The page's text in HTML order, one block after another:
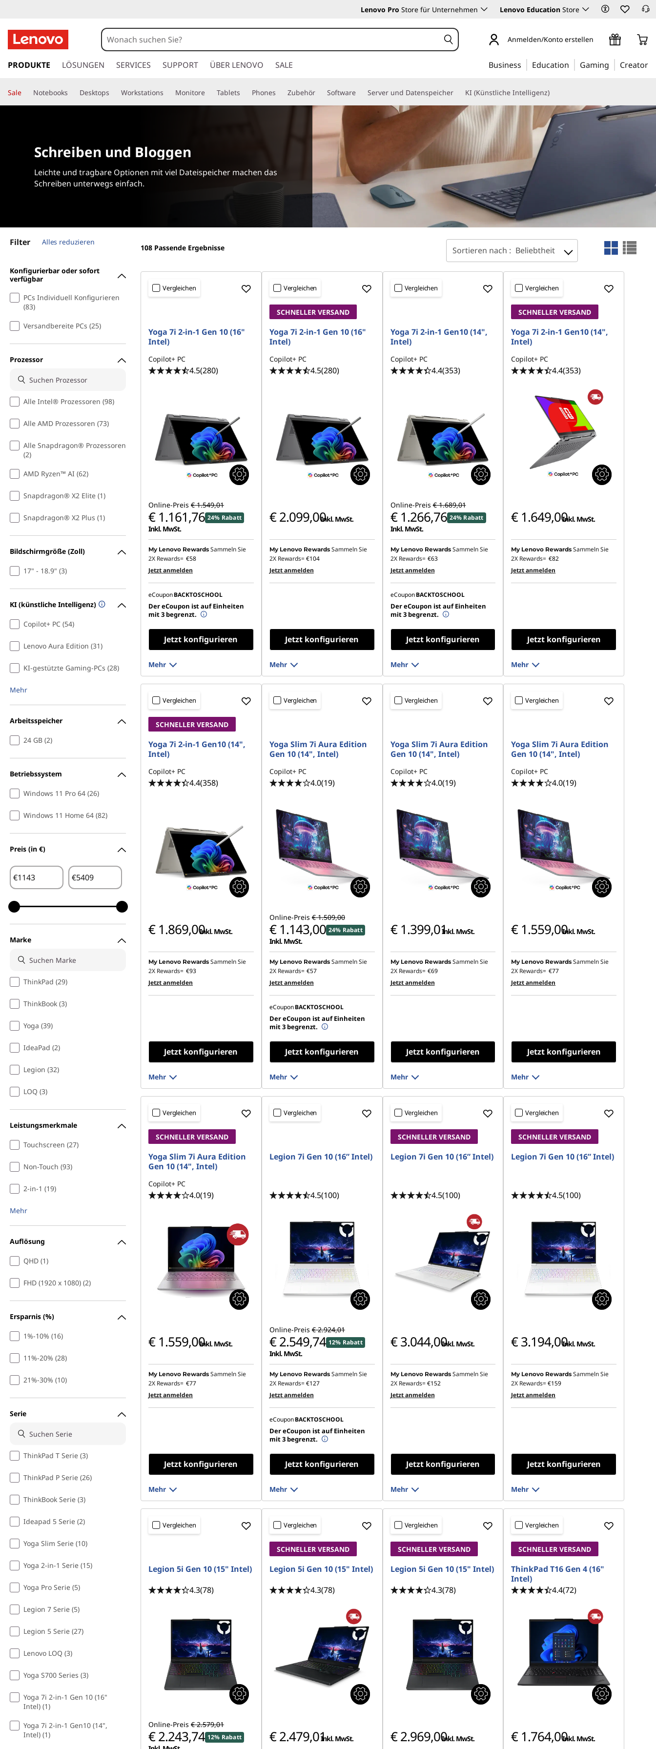
a
p
o
&
B
ü
A
u
n
Lenovo Pro Store für Unternehmen Lenovo Education Store
u
a
u
r
n
e
n
Anmelden/Konto erstellen
PRODUKTE LÖSUNGEN SERVICES SUPPORT ÜBER LENOVO SALE Business Education Gaming Creator
Sale Notebooks Desktops Workstations Monitore Tablets Phones Zubehör Software Server und Datenspeicher KI (Künstliche Intelligenz)
Schreiben und Bloggen
Leichte und tragbare Optionen mit viel Dateispeicher machen das
Schreiben unterwegs einfach.
Filter Alles reduzieren
Konfigurierbar oder sofort
verfügbar
PCs Individuell Konfigurieren
(83)
Versandbereite PCs (25)
Prozessor
Alle Intel® Prozessoren (98)
Alle AMD Prozessoren (73)
Alle Snapdragon® Prozessoren
(2)
AMD Ryzen™ AI (62)
Snapdragon® X2 Elite (1)
Snapdragon® X2 Plus (1)
Bildschirmgröße (Zoll)
17" - 18.9" (3)
KI (künstliche Intelligenz)
Copilot+ PC (54)
Lenovo Aura Edition (31)
KI-gestützte Gaming-PCs (28)
Mehr
Arbeitsspeicher
24 GB (2)
Betriebssystem
Windows 11 Pro 64 (26)
Windows 11 Home 64 (82)
Preis (in €)
€ €
Marke
ThinkPad (29)
ThinkBook (3)
Yoga (39)
IdeaPad (2)
Legion (32)
LOQ (3)
Leistungsmerkmale
Touchscreen (27)
Non-Touch (93)
2-in-1 (19)
Mehr
Auflösung
QHD (1)
FHD (1920 x 1080) (2)
Ersparnis (%)
1%-10% (16)
11%-20% (28)
21%-30% (10)
Serie
ThinkPad T Serie (3)
ThinkPad P Serie (26)
ThinkBook Serie (3)
Ideapad 5 Serie (2)
Yoga Slim Serie (10)
Yoga 2-in-1 Serie (15)
Yoga Pro Serie (5)
Legion 7 Serie (5)
Legion 5 Serie (27)
Lenovo LOQ (3)
Yoga S700 Series (3)
Yoga 7i 2-in-1 Gen 10 (16"
Intel) (1)
Yoga 7i 2-in-1 Gen10 (14",
Intel) (1)
108 Passende Ergebnisse Sortieren nach : Beliebtheit
Vergleichen
Yoga 7i 2-in-1 Gen 10 (16"
Intel)
Copilot+ PC
4.5(280)
Online-Preis € 1.549,01
€ 1.161,76 24% Rabatt
Inkl. MwSt.
My Lenovo Rewards Sammeln Sie
2X Rewards= €58
Jetzt anmelden
eCouponBACKTOSCHOOL
Der eCoupon ist auf Einheiten
mit 3 begrenzt.
Jetzt konfigurieren
Mehr
Vergleichen
SCHNELLER VERSAND
Yoga 7i 2-in-1 Gen 10 (16"
Intel)
Copilot+ PC
4.5(280)
€ 2.099,00Inkl. MwSt.
My Lenovo Rewards Sammeln Sie
2X Rewards=€104
Jetzt anmelden
Jetzt konfigurieren
Mehr
Vergleichen
Yoga 7i 2-in-1 Gen10 (14",
Intel)
Copilot+ PC
4.4(353)
Online-Preis € 1.689,01
€ 1.266,76 24% Rabatt
Inkl. MwSt.
My Lenovo Rewards Sammeln Sie
2X Rewards= €63
Jetzt anmelden
eCoupon BACKTOSCHOOL
Der eCoupon ist auf Einheiten
mit 3 begrenzt.
Jetzt konfigurieren
Mehr
Vergleichen
SCHNELLER VERSAND
Yoga 7i 2-in-1 Gen10 (14",
Intel)
Copilot+ PC
4.4(353)
€ 1.649,00Inkl. MwSt.
My Lenovo Rewards Sammeln Sie
2X Rewards= €82
Jetzt anmelden
Jetzt konfigurieren
Mehr
Vergleichen
SCHNELLER VERSAND
Yoga 7i 2-in-1 Gen10 (14",
Intel)
Copilot+ PC
4.4(358)
€ 1.869,00Inkl. MwSt.
My Lenovo Rewards Sammeln Sie
2X Rewards= €93
Jetzt anmelden
Jetzt konfigurieren
Mehr
Vergleichen
Yoga Slim 7i Aura Edition
Gen 10 (14", Intel)
Copilot+ PC
4.0(19)
Online-Preis € 1.509,00
€ 1.143,00 24% Rabatt
Inkl. MwSt.
My Lenovo Rewards Sammeln Sie
2X Rewards= €57
Jetzt anmelden
eCouponBACKTOSCHOOL
Der eCoupon ist auf Einheiten
mit 3 begrenzt.
Jetzt konfigurieren
Mehr
Vergleichen
Yoga Slim 7i Aura Edition
Gen 10 (14", Intel)
Copilot+ PC
4.0(19)
€ 1.399,01Inkl. MwSt.
My Lenovo Rewards Sammeln Sie
2X Rewards= €69
Jetzt anmelden
Jetzt konfigurieren
Mehr
Vergleichen
Yoga Slim 7i Aura Edition
Gen 10 (14", Intel)
Copilot+ PC
4.0(19)
€ 1.559,00Inkl. MwSt.
My Lenovo Rewards Sammeln Sie
2X Rewards= €77
Jetzt anmelden
Jetzt konfigurieren
Mehr
Vergleichen
SCHNELLER VERSAND
Yoga Slim 7i Aura Edition
Gen 10 (14", Intel)
Copilot+ PC
4.0(19)
€ 1.559,00Inkl. MwSt.
My Lenovo Rewards Sammeln Sie
2X Rewards= €77
Jetzt anmelden
Jetzt konfigurieren
Mehr
Vergleichen
Legion 7i Gen 10 (16” Intel)
4.5(100)
Online-Preis € 2.924,01
€ 2.549,74 12% Rabatt
Inkl. MwSt.
My Lenovo Rewards Sammeln Sie
2X Rewards=€127
Jetzt anmelden
eCouponBACKTOSCHOOL
Der eCoupon ist auf Einheiten
mit 3 begrenzt.
Jetzt konfigurieren
Mehr
Vergleichen
SCHNELLER VERSAND
Legion 7i Gen 10 (16” Intel)
4.5(100)
€ 3.044,00Inkl. MwSt.
My Lenovo Rewards Sammeln Sie
2X Rewards=€152
Jetzt anmelden
Jetzt konfigurieren
Mehr
Vergleichen
SCHNELLER VERSAND
Legion 7i Gen 10 (16” Intel)
4.5(100)
€ 3.194,00Inkl. MwSt.
My Lenovo Rewards Sammeln Sie
2X Rewards=€159
Jetzt anmelden
Jetzt konfigurieren
Mehr
Vergleichen
Legion 5i Gen 10 (15" Intel)
4.3(78)
Online-Preis € 2.579,01
€ 2.243,74 12% Rabatt
Vergleichen
SCHNELLER VERSAND
Legion 5i Gen 10 (15" Intel)
4.3(78)
€ 2.479,01Inkl. MwSt.
Vergleichen
SCHNELLER VERSAND
Legion 5i Gen 10 (15" Intel)
4.3(78)
€ 2.969,00Inkl. MwSt.
Vergleichen
SCHNELLER VERSAND
ThinkPad T16 Gen 4 (16"
Intel)
4.4(72)
€ 1.764,00Inkl. MwSt.